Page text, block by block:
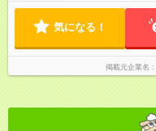
気になる！
掲載元企業名